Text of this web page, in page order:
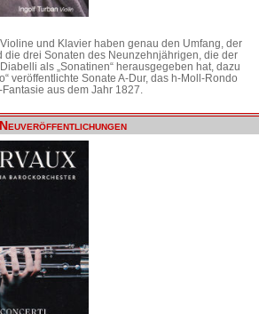
und Klavier haben genau den Umfang, der
die drei Sonaten des Neunzehnjährigen, die der
als „Sonatinen“ herausgegeben hat, dazu
veröffentlichte Sonate A-Dur, das h-Moll-Rondo
aus dem Jahr 1827.
Neuveröffentlichungen